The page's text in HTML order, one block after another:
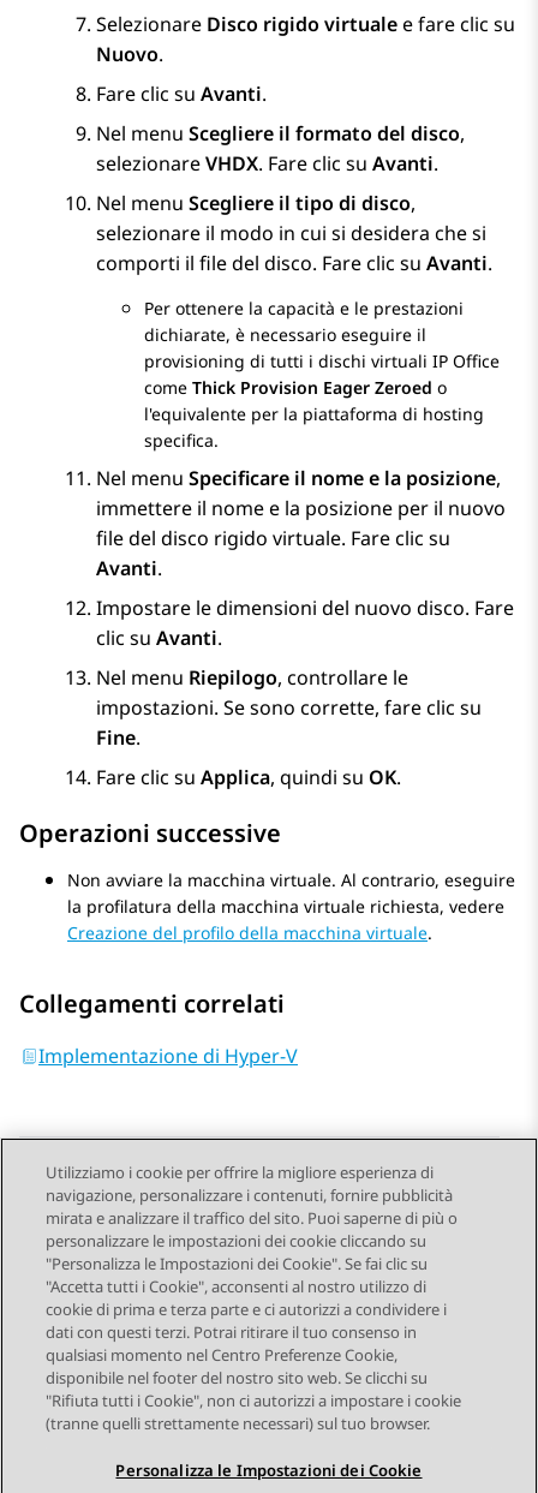
Selezionare Disco rigido virtualee fare clic su
Nuovo.
Fare clic su Avanti.
Nel menu Scegliere il formato del disco,
selezionareVHDX. Fare clic su Avanti.
Nel menu Scegliere il tipo di disco,
selezionare il modo in cui si desidera che si
comporti il file del disco. Fare clic su Avanti.
Per ottenere la capacità e le prestazioni
dichiarate, è necessario eseguire il
provisioning di tutti i dischi virtuali IP Office
come Thick Provision Eager Zeroed o
l'equivalente per la piattaforma di hosting
specifica.
Nel menu Specificare il nome e la posizione,
immettere il nome e la posizione per il nuovo
file del disco rigido virtuale. Fare clic su
Avanti.
Impostare le dimensioni del nuovo disco. Fare
clic su Avanti.
Nel menu Riepilogo, controllare le
impostazioni. Se sono corrette, fare clic su
Fine.
Fare clic su Applica, quindi su OK.
Operazioni successive
Non avviare la macchina virtuale. Al contrario, eseguire
la profilatura della macchina virtuale richiesta, vedere
Creazione del profilo della macchina virtuale.
Collegamenti correlati
Implementazione di Hyper-V
Send Feedback
Navigazione argomento
Argomento precedente Argomento successivo
STAY CONNECTED
Utilizziamo i cookie per offrire la migliore esperienza di
navigazione, personalizzare i contenuti, fornire pubblicità
mirata e analizzare il traffico del sito. Puoi saperne di più o
personalizzare le impostazioni dei cookie cliccando su
"Personalizza le Impostazioni dei Cookie". Se fai clic su
"Accetta tutti i Cookie", acconsenti al nostro utilizzo di
cookie di prima e terza parte e ci autorizzi a condividere i
dati con questi terzi. Potrai ritirare il tuo consenso in
qualsiasi momento nel Centro Preferenze Cookie,
disponibile nel footer del nostro sito web. Se clicchi su
"Rifiuta tutti i Cookie", non ci autorizzi a impostare i cookie
(tranne quelli strettamente necessari) sul tuo browser.
Personalizza le Impostazioni dei Cookie